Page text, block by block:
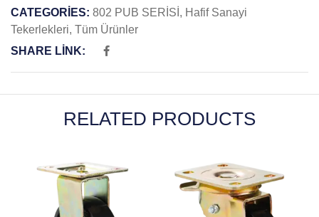
CATEGORIES: 802 PUB SERİSİ , Hafif Sanayi
Tekerlekleri, Tüm Ürünler
SHARE LINK:
RELATED PRODUCTS